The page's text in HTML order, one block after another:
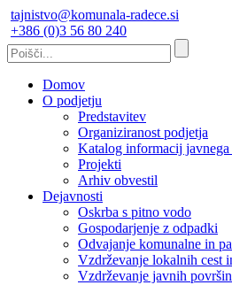
tajnistvo@komunala-radece.si
+386 (0)3 56 80 240
Domov
O podjetju
Predstavitev
Organiziranost podjetja
Katalog informacij javnega
Projekti
Arhiv obvestil
Dejavnosti
Oskrba s pitno vodo
Gospodarjenje z odpadki
Odvajanje komunalne in
Vzdrževanje lokalnih cest
Vzdrževanje javnih